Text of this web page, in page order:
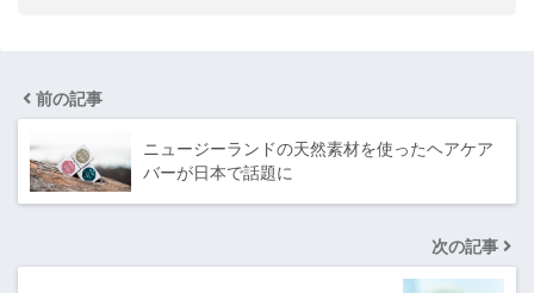
前の記事
ニュージーランドの天然素材を使ったヘアケア
バーが日本で話題に
次の記事